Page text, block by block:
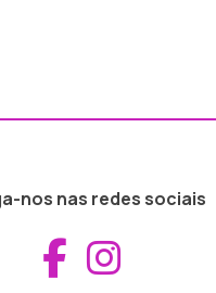
nos nas redes sociais
Aceder